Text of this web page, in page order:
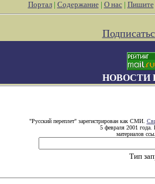
Портал| Содержание| О нас| Пишите
НОВОСТИ
"Русский переплет" зарегистрирован как СМИ.
5 февраля 2001 года.
материалов
Тип